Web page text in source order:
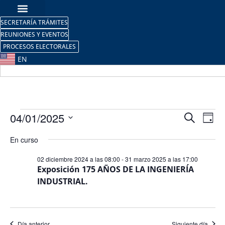
SECRETARÍA TRÁMITES
REUNIONES Y EVENTOS
PROCESOS ELECTORALES
EN
de
y
de
BuscarDía
04/01/2025
la
fecha.
En curso
Exposición 175 AÑOS DE LA INGENIERÍA
INDUSTRIAL.
02 diciembre 2024 a las 08:00 -31 marzo 2025 a las 17:00